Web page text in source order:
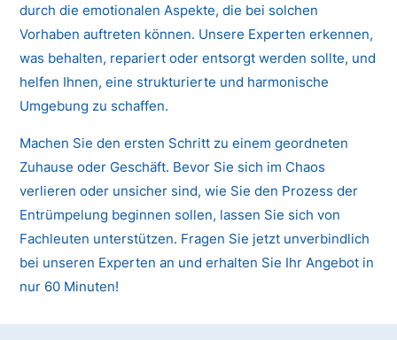
durch die emotionalen Aspekte, die bei solchen
Vorhaben auftreten können. Unsere Experten erkennen,
was behalten, repariert oder entsorgt werden sollte, und
helfen Ihnen, eine strukturierte und harmonische
Umgebung zu schaffen.
Machen Sie den ersten Schritt zu einem geordneten
Zuhause oder Geschäft. Bevor Sie sich im Chaos
verlieren oder unsicher sind, wie Sie den Prozess der
Entrümpelung beginnen sollen, lassen Sie sich von
Fachleuten unterstützen. Fragen Sie jetzt unverbindlich
bei unseren Experten an und erhalten Sie Ihr Angebot in
nur 60 Minuten!